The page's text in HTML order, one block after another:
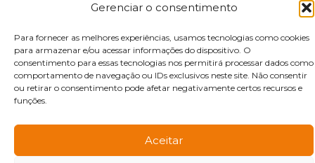
Gerenciar o consentimento
Para fornecer as melhores experiências, usamos tecnologias como cookies
para armazenar e/ou acessar informações do dispositivo. O
consentimento para essas tecnologias nos permitirá processar dados como
comportamento de navegação ou IDs exclusivos neste site. Não consentir
ou retirar o consentimento pode afetar negativamente certos recursos e
funções.
Aceitar